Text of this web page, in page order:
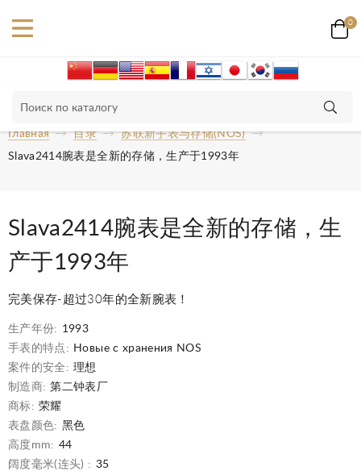
0
Главная 目录
苏联新手表与存储(NOS)
Slava2414腕表是全新的存储，生产于1993年
Slava2414腕表是全新的存储，生
产于1993年
完美保存-超过30年的全新腕表！
生产年份: 1993
手表的特点: Новые с хранения NOS
案件的安全: 理想
制造商: 第二钟表厂
商标: 荣耀
表盘颜色: 黑色
高度mm: 44
阔度毫米(连头) : 35